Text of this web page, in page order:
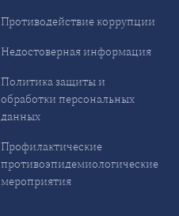
Противодействие коррупции
Недостоверная информация
Политика защиты и
обработки персональных
данных
Профилактические
противоэпидемиологические
мероприятия